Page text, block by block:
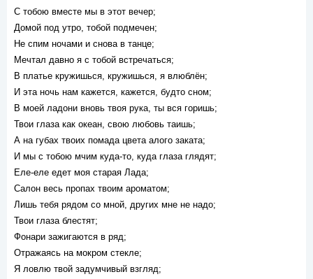
С тобою вместе мы в этот вечер;
Домой под утро, тобой подмечен;
Не спим ночами и снова в танце;
Мечтал давно я с тобой встречаться;
В платье кружишься, кружишься, я влюблён;
И эта ночь нам кажется, кажется, будто сном;
В моей ладони вновь твоя рука, ты вся горишь;
Твои глаза как океан, свою любовь таишь;
А на губах твоих помада цвета алого заката;
И мы с тобою мчим куда-то, куда глаза глядят;
Еле-еле едет моя старая Лада;
Салон весь пропах твоим ароматом;
Лишь тебя рядом со мной, других мне не надо;
Твои глаза блестят;
Фонари зажигаются в ряд;
Отражаясь на мокром стекле;
Я ловлю твой задумчивый взгляд;